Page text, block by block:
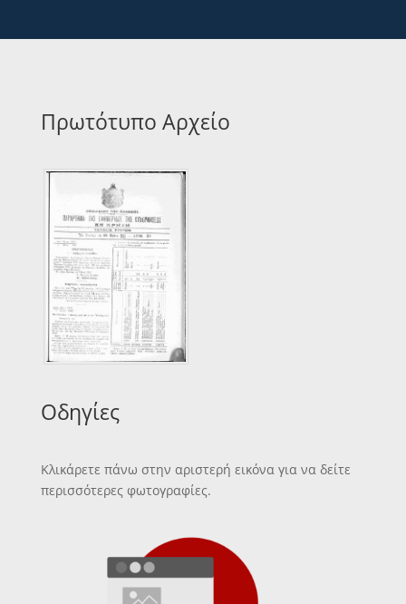
Πρωτότυπο Αρχείο
Οδηγίες
Κλικάρετε πάνω στην αριστερή εικόνα για να δείτε
περισσότερες φωτογραφίες.